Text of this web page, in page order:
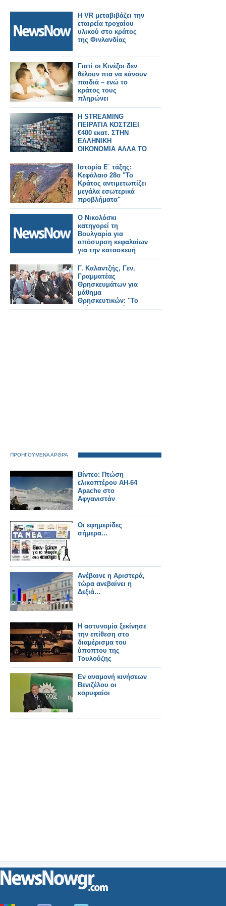
Η VR μεταβιβάζει την
εταιρεία τροχαίου
υλικού στο κράτος
της Φινλανδίας
Γιατί οι Κινέζοι δεν
θέλουν πια να κάνουν
παιδιά – ενώ το
κράτος τους
πληρώνει
Η STREAMING
ΠΕΙΡΑΤΙΑ ΚΟΣΤΖΙΕΙ
€400 εκατ. ΣΤΗΝ
ΕΛΛΗΝΙΚΗ
ΟΙΚΟΝΟΜΙΑ ΑΛΛΑ ΤΟ
ΚΡΑΤΟΣ ΔΕΝ
ΜΕΙΩΝΕΙ ΤΟΥΣ
ΦΟΡΟΥΣ
Ιστορία Ε΄ τάξης:
Κεφάλαιο 28ο "Το
Κράτος αντιμετωπίζει
μεγάλα εσωτερικά
προβλήματα"
Ο Νικολόσκι
κατηγορεί τη
Βουλγαρία για
απόσυρση κεφαλαίων
για την κατασκευή
του σιδηροδρόμου
που θα συνδέει τα
Σκόπια με τη Σόφια
Γ. Καλαντζής, Γεν.
Γραμματέας
Θρησκευμάτων για
μάθημα
Θρησκευτικών: "Το
κράτος εφαρμόζει την
ΠΡΟΗΓΟΥΜΕΝΑ ΑΡΘΡΑ
Βίντεο: Πτώση
ελικοπτέρου AH-64
Apache στο
Αφγανιστάν
Oι εφημερίδες
σήμερα...
Ανέβαινε η Αριστερά,
τώρα ανεβαίνει η
Δεξιά…
Η αστυνομία ξεκίνησε
την επίθεση στο
διαμέρισμα του
ύποπτου της
Τουλούζης
Εν αναμονή κινήσεων
Βενιζέλου οι
κορυφαίοι